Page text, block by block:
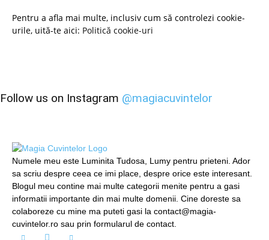
Pentru a afla mai multe, inclusiv cum să controlezi cookie-
urile, uită-te aici: Politică cookie-uri
Follow us on Instagram @magiacuvintelor
Numele meu este Luminita Tudosa, Lumy pentru prieteni. Ador
sa scriu despre ceea ce imi place, despre orice este interesant.
Blogul meu contine mai multe categorii menite pentru a gasi
informatii importante din mai multe domenii. Cine doreste sa
colaboreze cu mine ma puteti gasi la contact@magia-
cuvintelor.ro sau prin formularul de contact.